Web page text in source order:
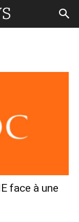
face à une